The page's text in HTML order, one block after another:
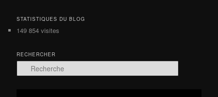
STATISTIQUES DU BLOG
149 854 visites
RECHERCHER
e